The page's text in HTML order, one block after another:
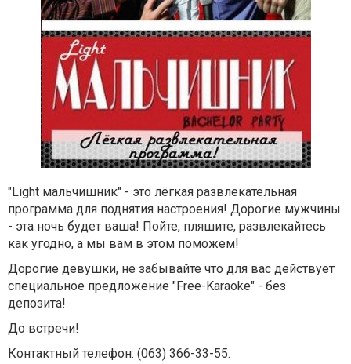
"Light мальчишник" - это лёгкая развлекательная
программа для поднятия настроения! Дорогие мужчины
- эта ночь будет ваша! Пойте, пляшите, развлекайтесь
как угодно, а мы вам в этом поможем!
Дорогие девушки, не забывайте что для вас действует
специальное предложение "Free-Karaoke" - без
депозита!
До встречи!
Контактный телефон: (063) 366-33-55.